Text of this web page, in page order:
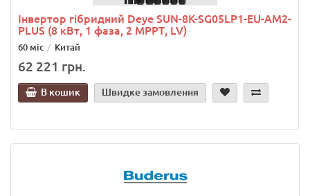
Інвертор гібридний Deye SUN-8K-SG05LP1-EU-AM2-
PLUS (8 кВт, 1 фаза, 2 МРРТ, LV)
60 міс Китай
62 221 грн.
В кошик Швидке замовлення